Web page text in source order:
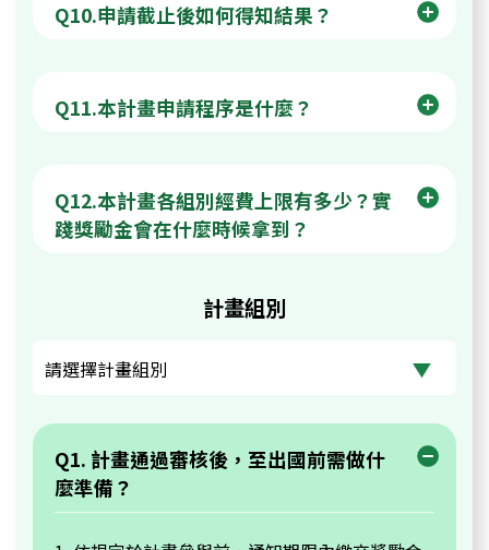
Q10.申請截止後如何得知結果？
Q11.本計畫申請程序是什麼？
Q12.本計畫各組別經費上限有多少？實
踐獎勵金會在什麼時候拿到？
計畫組別
Q1. 計畫通過審核後，至出國前需做什
麼準備？